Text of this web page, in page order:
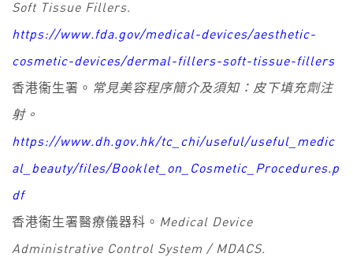
Soft Tissue Fillers.
https://www.fda.gov/medical-devices/aesthetic-
cosmetic-devices/dermal-fillers-soft-tissue-fillers
香港衞生署。 常見美容程序簡介及須知：皮下填充劑注
射。
https://www.dh.gov.hk/tc_chi/useful/useful_medic
al_beauty/files/Booklet_on_Cosmetic_Procedures.p
df
香港衞生署醫療儀器科。 Medical Device
Administrative Control System / MDACS.